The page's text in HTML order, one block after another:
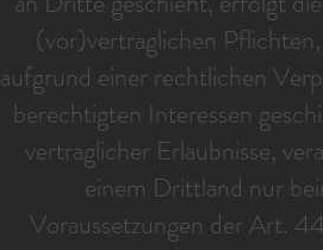
(vor)vertraglichen
aufgrund einer rechtlichen
berechtigten Interessen
vertraglicher Erlaubnisse,
einem Drittland nur
Voraussetzungen der Art.